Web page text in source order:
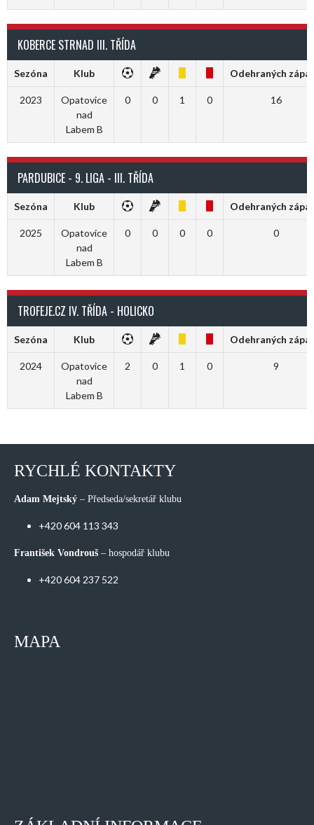
KOBERCE STRNAD III. TŘÍDA
Sezóna Klub Odehraných
2023
Opatovice
nad
Labem B
0 0 1 0 16
PARDUBICE - 9. LIGA - III. TŘÍDA
Sezóna Klub Odehraných
2025
Opatovice
nad
Labem B
0 0 0 0 0
TROFEJE.CZ IV. TŘÍDA - HOLICKO
Sezóna Klub Odehraných
2024
Opatovice
nad
Labem B
2 0 1 0 9
RYCHLÉ KONTAKTY
Adam Mejtský – Předseda/sekretář klubu
+420 604 113 343
František Vondrouš – hospodář klubu
+420 604 237 522
MAPA